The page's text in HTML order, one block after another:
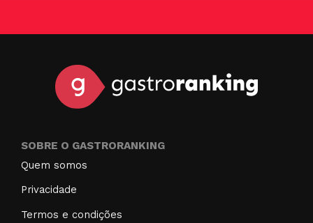
SOBRE O GASTRORANKING
Quem somos
Privacidade
Termos e condições